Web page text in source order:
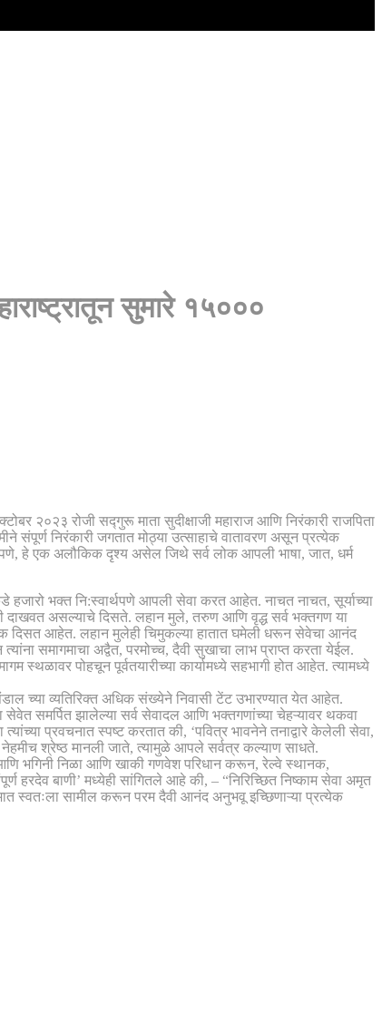
सुमारे १५०००
२०२३ रोजी सद्गुरू माता सुदीक्षाजी महाराज आणि निरंकारी राजपिता
संपूर्ण निरंकारी जगतात मोठ्या उत्साहाचे वातावरण असून प्रत्येक
हे एक अलौकिक दृश्य असेल जिथे सर्व लोक आपली भाषा, जात, धर्म
हजारो भक्त नि:स्वार्थपणे आपली सेवा करत आहेत. नाचत नाचत, सूर्याच्या
दाखवत असल्याचे दिसते. लहान मुले, तरुण आणि वृद्ध सर्व भक्तगण या
दिसत आहेत. लहान मुलेही चिमुकल्या हातात घमेली धरून सेवेचा आनंद
समागमाचा अद्वैत, परमोच्च, दैवी सुखाचा लाभ प्राप्त करता येईल.
पोहचून पूर्वतयारीच्या कार्यामध्ये सहभागी होत आहेत. त्यामध्ये
च्या व्यतिरिक्त अधिक संख्येने निवासी टेंट उभारण्यात येत आहेत.
समर्पित झालेल्या सर्व सेवादल आणि भक्तगणांच्या चेहऱ्यावर थकवा
प्रवचनात स्पष्ट करतात की, ‘पवित्र भावनेने तनाद्वारे केलेली सेवा,
श्रेष्ठ मानली जाते, त्यामुळे आपले सर्वत्र कल्याण साधते.
आणि भगिनी निळा आणि खाकी गणवेश परिधान करून, रेल्वे स्थानक,
हरदेव बाणी’ मध्येही सांगितले आहे की, – “निरिच्छित निष्काम सेवा अमृत
स्वतःला सामील करून परम दैवी आनंद अनुभवू इच्छिणाऱ्या प्रत्येक